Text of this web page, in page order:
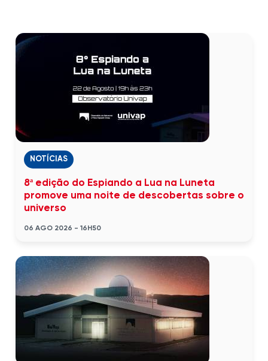
NOTÍCIAS
8ª edição do Espiando a Lua na Luneta
promove uma noite de descobertas sobre o
universo
06 AGO 2026 - 16H50